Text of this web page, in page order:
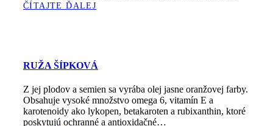
ČÍTAJTE ĎALEJ
RUŽA ŠÍPKOVÁ
Z jej plodov a semien sa vyrába olej jasne oranžovej farby.
Obsahuje vysoké množstvo omega 6, vitamín E a
karotenoidy ako lykopen, betakaroten a rubixanthin, ktoré
poskytujú ochranné a antioxidačné…